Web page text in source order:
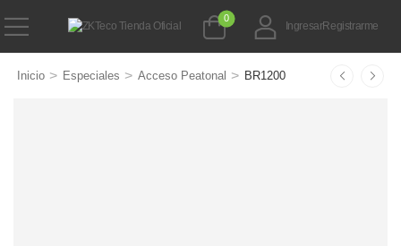
0
IngresarRegistrarme
Inicio > Especiales > Acceso Peatonal > BR1200